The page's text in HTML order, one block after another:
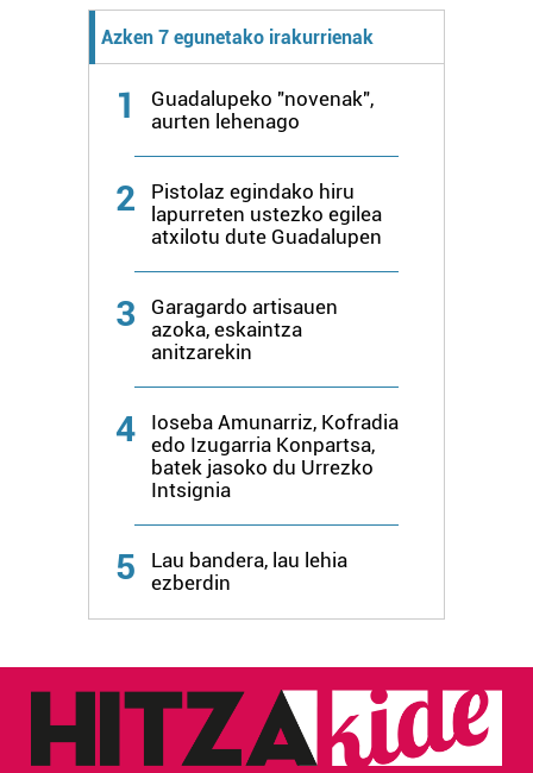
Azken 7 egunetako irakurrienak
1
Guadalupeko "novenak",
aurten lehenago
2
Pistolaz egindako hiru
lapurreten ustezko egilea
atxilotu dute Guadalupen
3
Garagardo artisauen
azoka, eskaintza
anitzarekin
4
Ioseba Amunarriz, Kofradia
edo Izugarria Konpartsa,
batek jasoko du Urrezko
Intsignia
5
Lau bandera, lau lehia
ezberdin